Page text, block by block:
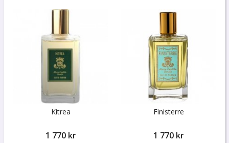
Kitrea
1 770 kr
Finisterre
1 770 kr